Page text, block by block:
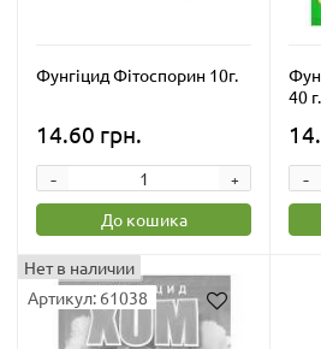
Фунгіцид Фітоспорин 10г.
14.60 грн.
+
-
До кошика
40 г.
-
Нет в наличии
Артикул: 61038